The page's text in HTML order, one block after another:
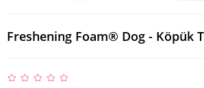
Freshening Foam® Dog - Köpük